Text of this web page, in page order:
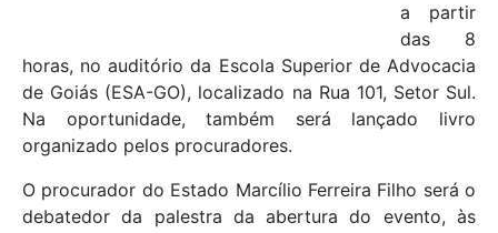
a partir
das 8
horas, no auditório da Escola Superior de Advocacia
de Goiás (ESA-GO), localizado na Rua 101, Setor Sul.
Na oportunidade, também será lançado livro
organizado pelos procuradores.
O procurador do Estado Marcílio Ferreira Filho será o
debatedor da palestra da abertura do evento, às